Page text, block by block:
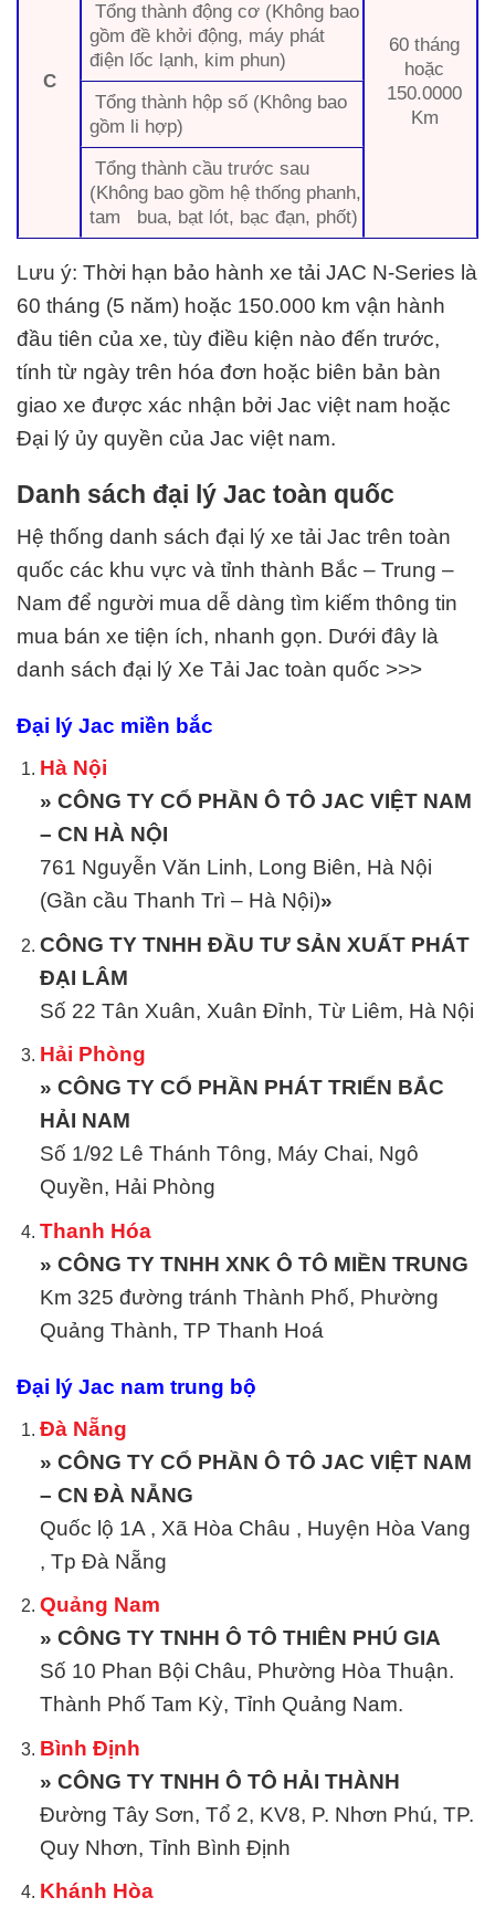
C
60 tháng
hoặc
150.0000
Km
Tổng thành động cơ (Không bao
gồm đề khởi động, máy phát
điện lốc lạnh, kim phun)
Tổng thành hộp số (Không bao
gồm li hợp)
Tổng thành cầu trước sau
(Không bao gồm hệ thống phanh,
tam bua, bạt lót, bạc đạn, phốt)
Lưu ý: Thời hạn bảo hành xe tải JAC N-Series là
60 tháng (5 năm) hoặc 150.000 km vận hành
đầu tiên của xe, tùy điều kiện nào đến trước,
tính từ ngày trên hóa đơn hoặc biên bản bàn
giao xe được xác nhận bởi Jac việt nam hoặc
Đại lý ủy quyền của Jac việt nam.
Danh sách đại lý Jac toàn quốc
Hệ thống danh sách đại lý xe tải Jac trên toàn
quốc các khu vực và tỉnh thành Bắc – Trung –
Nam để người mua dễ dàng tìm kiếm thông tin
mua bán xe tiện ích, nhanh gọn. Dưới đây là
danh sách đại lý Xe Tải Jac toàn quốc >>>
Đại lý Jac miền bắc
Hà Nội
» CÔNG TY CỔ PHẦN Ô TÔ JAC VIỆT NAM
– CN HÀ NỘI
761 Nguyễn Văn Linh, Long Biên, Hà Nội
(Gần cầu Thanh Trì – Hà Nội)»
CÔNG TY TNHH ĐẦU TƯ SẢN XUẤT PHÁT
ĐẠI LÂM
Số 22 Tân Xuân, Xuân Đỉnh, Từ Liêm, Hà Nội
Hải Phòng
» CÔNG TY CỔ PHẦN PHÁT TRIỂN BẮC
HẢI NAM
Số 1/92 Lê Thánh Tông, Máy Chai, Ngô
Quyền, Hải Phòng
Thanh Hóa
» CÔNG TY TNHH XNK Ô TÔ MIỀN TRUNG
Km 325 đường tránh Thành Phố, Phường
Quảng Thành, TP Thanh Hoá
Đại lý Jac nam trung bộ
Đà Nẵng
» CÔNG TY CỔ PHẦN Ô TÔ JAC VIỆT NAM
– CN ĐÀ NẴNG
Quốc lộ 1A , Xã Hòa Châu , Huyện Hòa Vang
, Tp Đà Nẵng
Quảng Nam
» CÔNG TY TNHH Ô TÔ THIÊN PHÚ GIA
Số 10 Phan Bội Châu, Phường Hòa Thuận.
Thành Phố Tam Kỳ, Tỉnh Quảng Nam.
Bình Định
» CÔNG TY TNHH Ô TÔ HẢI THÀNH
Đường Tây Sơn, Tổ 2, KV8, P. Nhơn Phú, TP.
Quy Nhơn, Tỉnh Bình Định
Khánh Hòa